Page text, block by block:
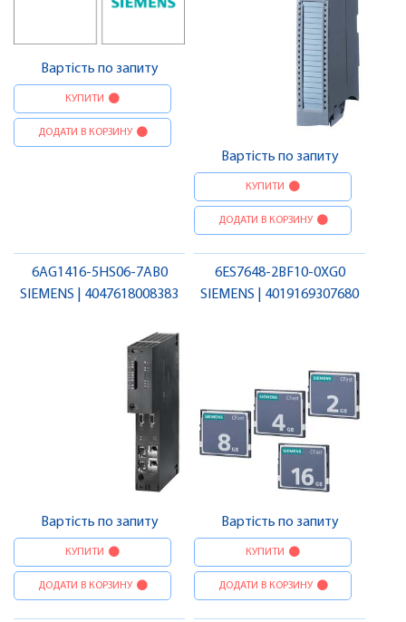
Вартість по запиту
КУПИТИ
ДОДАТИ В КОРЗИНУ
Вартість по запиту
КУПИТИ
ДОДАТИ В КОРЗИНУ
6AG1416-5HS06-7AB0
SIEMENS | 4047618008383
Вартість по запиту
КУПИТИ
ДОДАТИ В КОРЗИНУ
6ES7648-2BF10-0XG0
SIEMENS | 4019169307680
Вартість по запиту
КУПИТИ
ДОДАТИ В КОРЗИНУ